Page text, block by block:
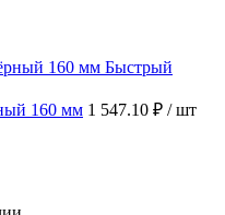
Быстрый
160 мм 1 547.10 ₽ / шт